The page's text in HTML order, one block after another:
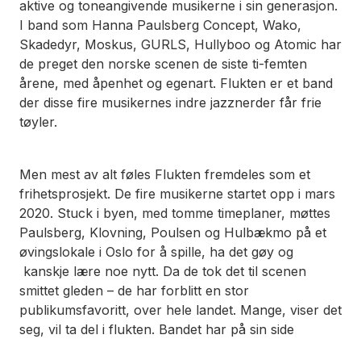
aktive og toneangivende musikerne i sin generasjon.
I band som Hanna Paulsberg Concept, Wako,
Skadedyr, Moskus, GURLS, Hullyboo og Atomic har
de preget den norske scenen de siste ti-femten
årene, med åpenhet og egenart. Flukten er et band
der disse fire musikernes indre jazznerder får frie
tøyler.
Men mest av alt føles Flukten fremdeles som et
frihetsprosjekt. De fire musikerne startet opp i mars
2020. Stuck i byen, med tomme timeplaner, møttes
Paulsberg, Klovning, Poulsen og Hulbækmo på et
øvingslokale i Oslo for å spille, ha det gøy og
kanskje lære noe nytt. Da de tok det til scenen
smittet gleden – de har forblitt en stor
publikumsfavoritt, over hele landet. Mange, viser det
seg, vil ta del i flukten. Bandet har på sin side